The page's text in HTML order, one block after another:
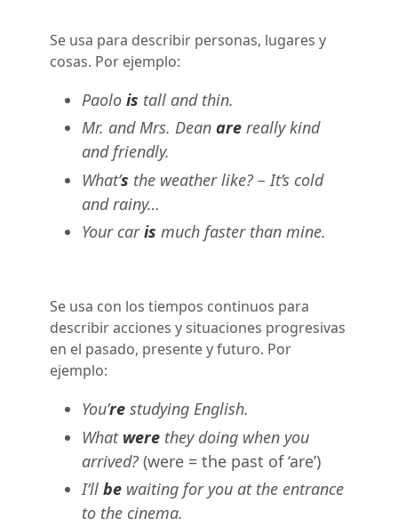
Se usa para describir personas, lugares y
cosas. Por ejemplo:
Paolo is tall and thin.
Mr. and Mrs. Dean are really kind
and friendly.
What’s the weather like? – It’s cold
and rainy…
Your caris much faster than mine.
Se usa con los tiempos continuos para
describir acciones y situaciones progresivas
en el pasado, presente y futuro. Por
ejemplo:
You’re studying English.
What were they doing when you
arrived? (were = the past of ‘are’)
I’ll be waiting for you at the entrance
to the cinema.